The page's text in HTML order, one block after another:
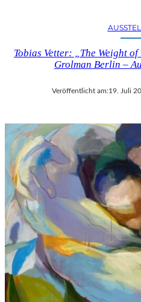
Tobias Vetter: „The Weight
Grolman Berlin –
Veröffentlicht am:19. Juli